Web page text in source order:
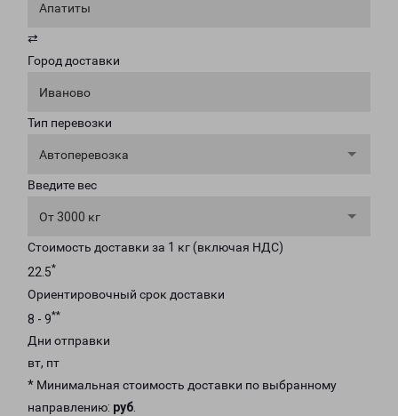
Апатиты
⇄
Город доставки
Иваново
Тип перевозки
Автоперевозка
Введите вес
От 3000 кг
Стоимость доставки за 1 кг (включая НДС)
22.5*
Ориентировочный срок доставки
8 - 9**
Дни отправки
вт, пт
* Минимальная стоимость доставки по выбранному
направлению: руб.